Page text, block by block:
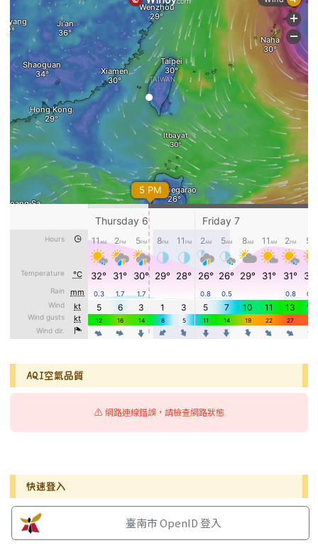
AQI空氣品質
⚠️ 網路連線錯誤，請檢查網路狀態
右邊區域內容
快速登入
臺南市 OpenID 登入